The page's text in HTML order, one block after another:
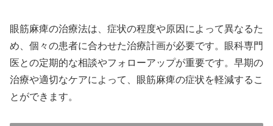
眼筋麻痺の治療法は、症状の程度や原因によって異なるた
め、個々の患者に合わせた治療計画が必要です。眼科専門
医との定期的な相談やフォローアップが重要です。早期の
治療や適切なケアによって、眼筋麻痺の症状を軽減するこ
とができます。